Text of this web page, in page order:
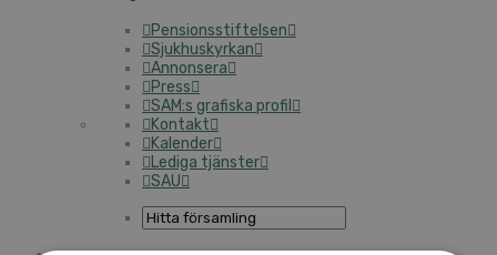
Pensionsstiftelsen
Sjukhuskyrkan
Annonsera
Press
SAM:s grafiska profil
Kontakt
Kalender
Lediga tjänster
SAU